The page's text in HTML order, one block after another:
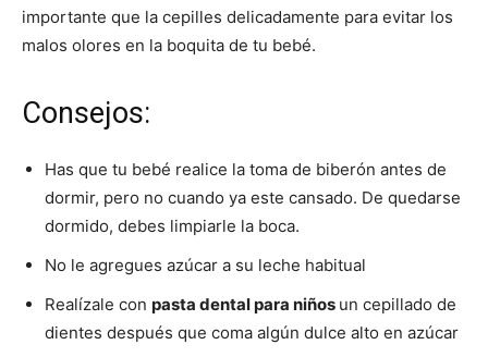
importante que la cepilles delicadamente para evitar los
malos olores en la boquita de tu bebé.
Consejos:
Has que tu bebé realice la toma de biberón antes de
dormir, pero no cuando ya este cansado. De quedarse
dormido, debes limpiarle la boca.
No le agregues azúcar a su leche habitual
Realízale con pasta dental para niños un cepillado de
dientes después que coma algún dulce alto en azúcar